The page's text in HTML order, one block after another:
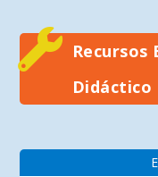
Didáctico